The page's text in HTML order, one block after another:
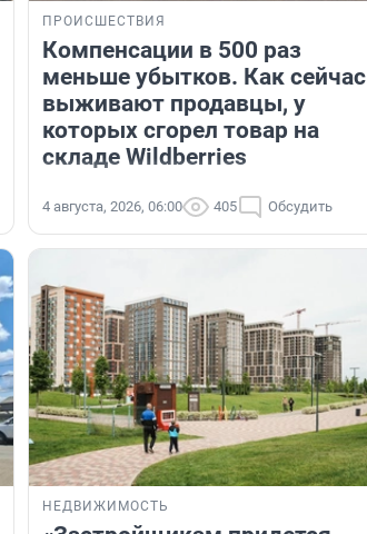
ПРОИСШЕСТВИЯ
Компенсации в 500 раз
меньше убытков. Как сейчас
выживают продавцы, у
которых сгорел товар на
складе Wildberries
4 августа, 2026, 06:00 405 Обсудить
НЕДВИЖИМОСТЬ